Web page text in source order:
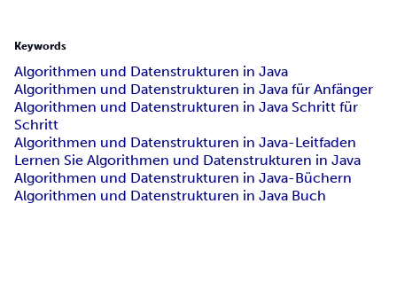
Keywords
Algorithmen und Datenstrukturen in Java
Algorithmen und Datenstrukturen in Java für Anfänger
Algorithmen und Datenstrukturen in Java Schritt für
Schritt
Algorithmen und Datenstrukturen in Java-Leitfaden
Lernen Sie Algorithmen und Datenstrukturen in Java
Algorithmen und Datenstrukturen in Java-Büchern
Algorithmen und Datenstrukturen in Java Buch